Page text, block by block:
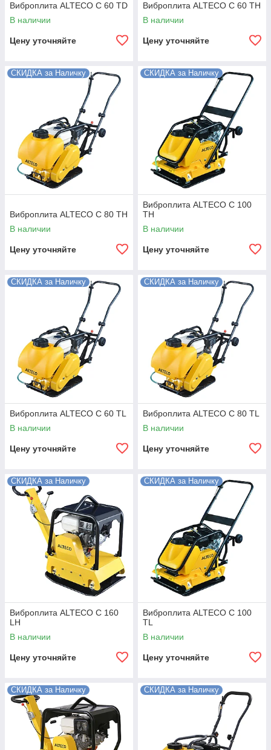
Виброплита ALTECO C 60 TD
В наличии
Цену уточняйте
Виброплита ALTECO C 60 TH
В наличии
Цену уточняйте
СКИДКА за Наличку
Виброплита ALTECO C 80 TH
В наличии
Цену уточняйте
СКИДКА за Наличку
Виброплита ALTECO C 100
TH
В наличии
Цену уточняйте
СКИДКА за Наличку
Виброплита ALTECO C 60 TL
В наличии
Цену уточняйте
СКИДКА за Наличку
Виброплита ALTECO C 80 TL
В наличии
Цену уточняйте
СКИДКА за Наличку
Виброплита ALTECO C 160
LH
В наличии
Цену уточняйте
СКИДКА за Наличку
Виброплита ALTECO C 100
TL
В наличии
Цену уточняйте
СКИДКА за Наличку СКИДКА за Наличку